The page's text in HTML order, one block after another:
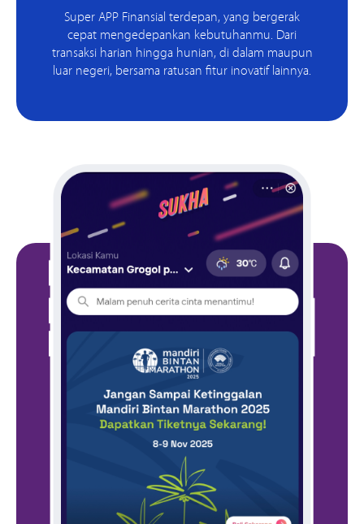
Super APP Finansial terdepan, yang bergerak
cepat mengedepankan kebutuhanmu. Dari
transaksi harian hingga hunian, di dalam maupun
luar negeri, bersama ratusan fitur inovatif lainnya.